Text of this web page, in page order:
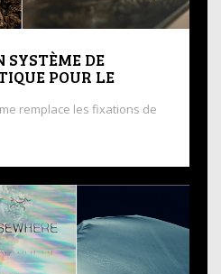
DE
POUR LE
remplace les fixations de